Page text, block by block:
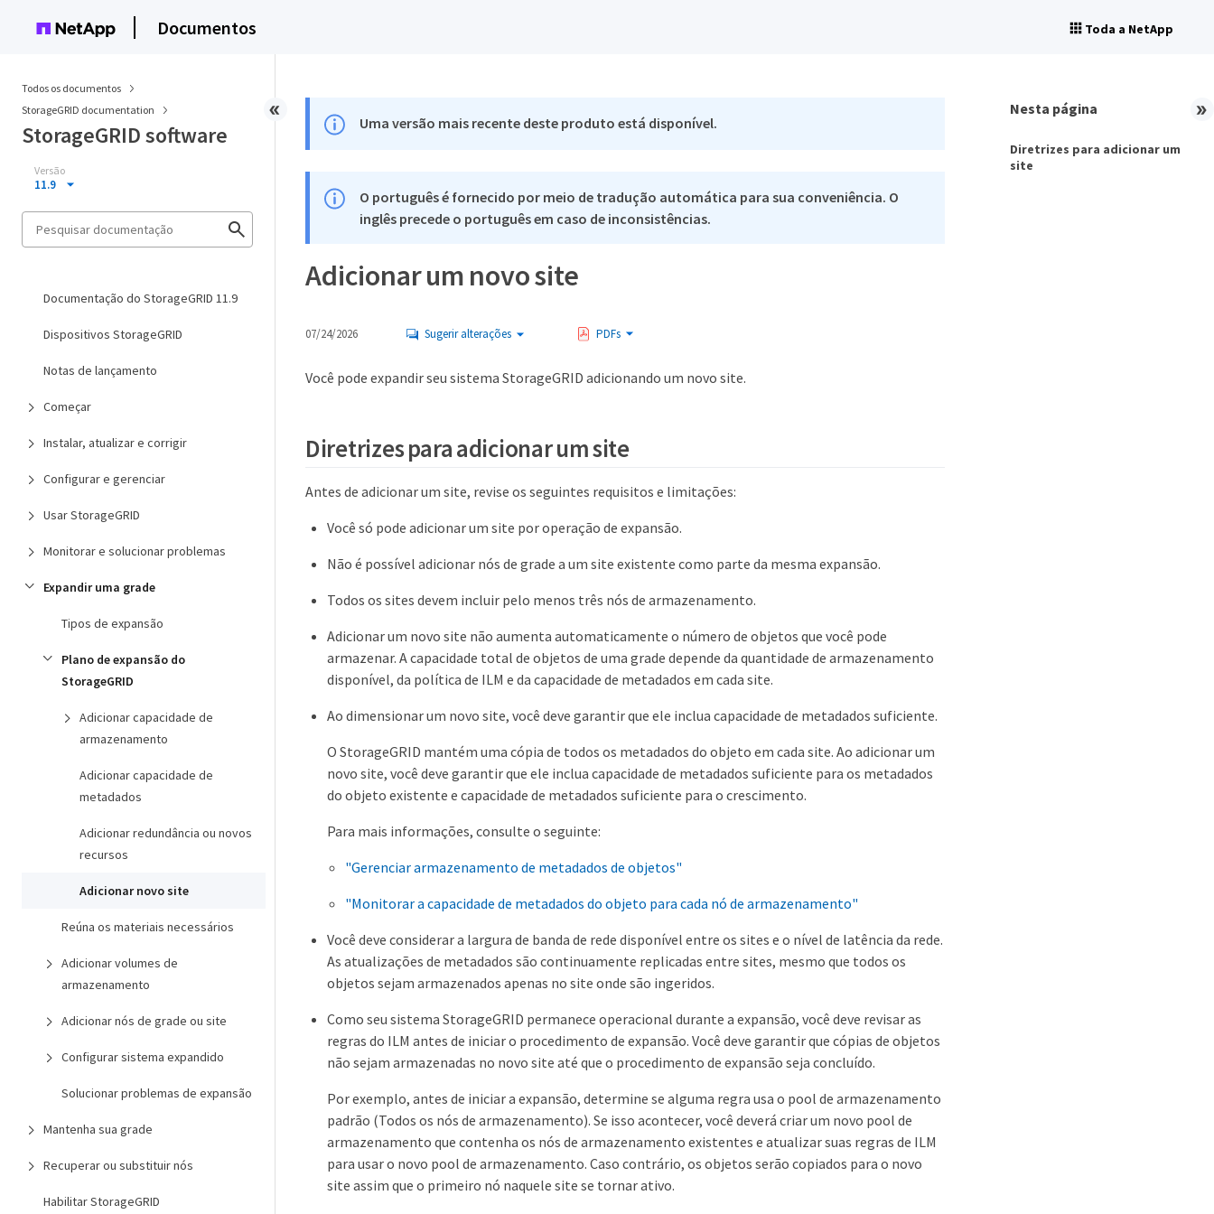
Documentos Toda a NetApp
Todos os documentos
StorageGRID documentation
StorageGRID software
Versão
11.9
Documentação do StorageGRID 11.9
Dispositivos StorageGRID
Notas de lançamento
Começar
Instalar, atualizar e corrigir
Configurar e gerenciar
Usar StorageGRID
Monitorar e solucionar problemas
Expandir uma grade
Tipos de expansão
Plano de expansão do
StorageGRID
Adicionar capacidade de
armazenamento
Adicionar capacidade de
metadados
Adicionar redundância ou novos
recursos
Adicionar novo site
Reúna os materiais necessários
Adicionar volumes de
armazenamento
Adicionar nós de grade ou site
Configurar sistema expandido
Solucionar problemas de expansão
Mantenha sua grade
Recuperar ou substituir nós
Habilitar StorageGRID
Uma versão mais recente deste produto está disponível.
O português é fornecido por meio de tradução automática para sua conveniência. O
inglês precede o português em caso de inconsistências.
Adicionar um novo site
07/24/2026 Sugerir alterações PDFs
Você pode expandir seu sistema StorageGRID adicionando um novo site.
Diretrizes para adicionar um site
Antes de adicionar um site, revise os seguintes requisitos e limitações:
Você só pode adicionar um site por operação de expansão.
Não é possível adicionar nós de grade a um site existente como parte da mesma expansão.
Todos os sites devem incluir pelo menos três nós de armazenamento.
Adicionar um novo site não aumenta automaticamente o número de objetos que você pode
armazenar. A capacidade total de objetos de uma grade depende da quantidade de armazenamento
disponível, da política de ILM e da capacidade de metadados em cada site.
Ao dimensionar um novo site, você deve garantir que ele inclua capacidade de metadados suficiente.
O StorageGRID mantém uma cópia de todos os metadados do objeto em cada site. Ao adicionar um
novo site, você deve garantir que ele inclua capacidade de metadados suficiente para os metadados
do objeto existente e capacidade de metadados suficiente para o crescimento.
Para mais informações, consulte o seguinte:
"Gerenciar armazenamento de metadados de objetos"
"Monitorar a capacidade de metadados do objeto para cada nó de armazenamento"
Você deve considerar a largura de banda de rede disponível entre os sites e o nível de latência da rede.
As atualizações de metadados são continuamente replicadas entre sites, mesmo que todos os
objetos sejam armazenados apenas no site onde são ingeridos.
Como seu sistema StorageGRID permanece operacional durante a expansão, você deve revisar as
regras do ILM antes de iniciar o procedimento de expansão. Você deve garantir que cópias de objetos
não sejam armazenadas no novo site até que o procedimento de expansão seja concluído.
Por exemplo, antes de iniciar a expansão, determine se alguma regra usa o pool de armazenamento
padrão (Todos os nós de armazenamento). Se isso acontecer, você deverá criar um novo pool de
armazenamento que contenha os nós de armazenamento existentes e atualizar suas regras de ILM
para usar o novo pool de armazenamento. Caso contrário, os objetos serão copiados para o novo
site assim que o primeiro nó naquele site se tornar ativo.
Nesta página
Diretrizes para adicionar um
site